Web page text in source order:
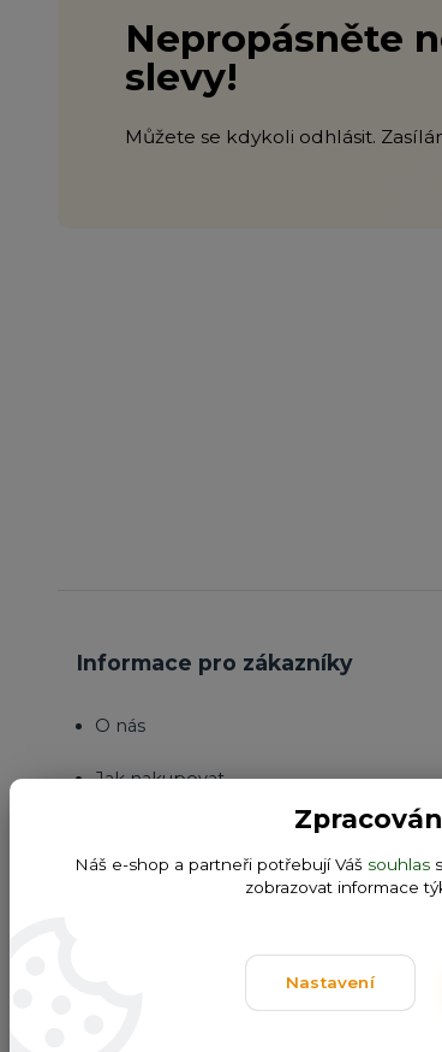
Nepropásněte
slevy!
Můžete se kdykoli odhlásit.
Informace pro zákazníky
O nás
Jak nakupovat
Náš e-shop a partneři potřebují Váš souhlas
zobrazovat informace
Nastavení